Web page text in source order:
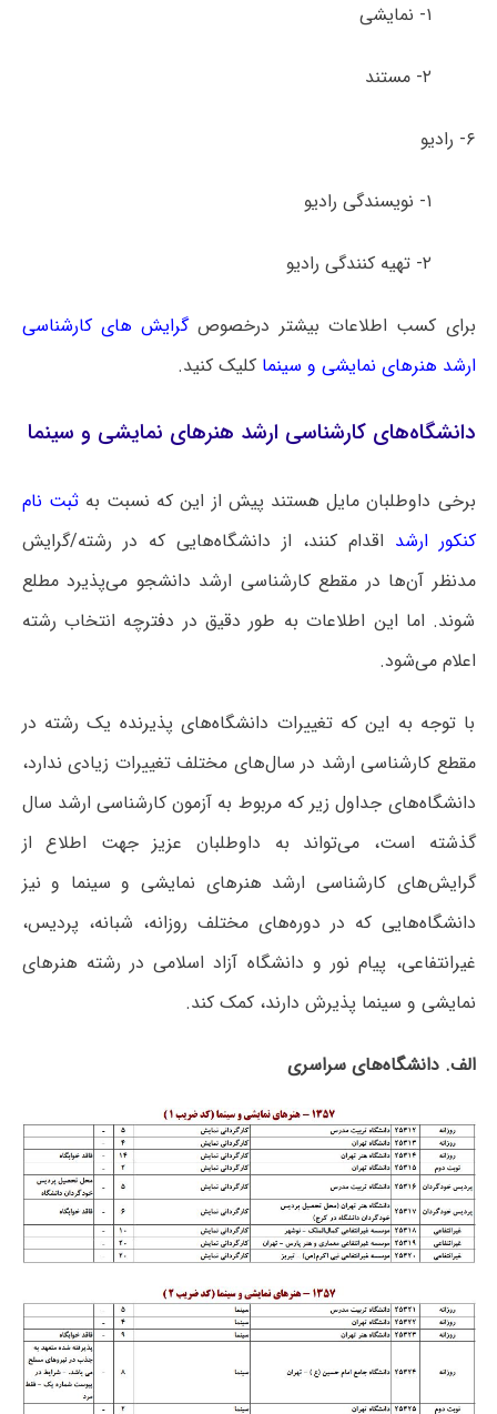
۱- نمایشی
۲- مستند
۶- رادیو
۱- نویسندگی رادیو
۲- تهیه کنندگی رادیو
برای کسب اطلاعات بیشتر درخصوصگرایش های کارشناسی
ارشد هنرهای نمایشی و سینما کلیک کنید.
دانشگاه‌های کارشناسی ارشد هنرهای نمایشی و سینما
برخی داوطلبان مایل هستند پیش از این که نسبت به ثبت نام
کنکور ارشد اقدام کنند، از دانشگاه‌هایی که در رشته/گرایش
مدنظر آن‌ها در مقطع کارشناسی ارشد دانشجو می‌پذیرد مطلع
شوند. اما این اطلاعات به طور دقیق در دفترچه انتخاب رشته
اعلام می‌شود.
با توجه به این که تغییرات دانشگاه‌های پذیرنده یک رشته در
مقطع کارشناسی ارشد در سال‌های مختلف تغییرات زیادی ندارد،
دانشگاه‌های جداول زیر که مربوط به آزمون کارشناسی ارشد سال
گذشته است، می‌تواند به داوطلبان عزیز جهت اطلاع از
گرایش‌های کارشناسی ارشد هنرهای نمایشی و سینما و نیز
دانشگاه‌هایی که در دوره‌های مختلف روزانه، شبانه، پردیس،
غیرانتفاعی، پیام نور و دانشگاه آزاد اﺳﻼمی در رشته هنرهای
نمایشی و سینما پذیرش دارند، کمک کند.
الف. دانشگاه‌های سراسری